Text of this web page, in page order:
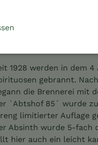
1928 werden in dem
gebrannt.
die Brennerei mit
`Abtshof 85´ wurde
limitierter Auflage
Absinth wurde 5-fach
hier auch ein leicht